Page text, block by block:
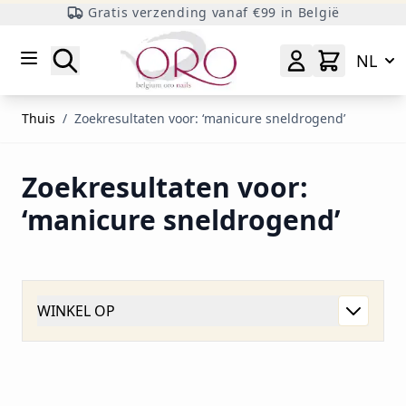
Gratis verzending vanaf €99 in België
Zoeken
NL
Thuis / Zoekresultaten voor: ‘manicure sneldrogend’
Zoekresultaten voor:
‘manicure sneldrogend’
WINKEL OP